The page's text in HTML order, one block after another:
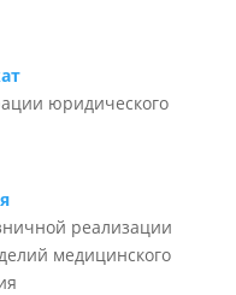
юридического
реализации
медицинского